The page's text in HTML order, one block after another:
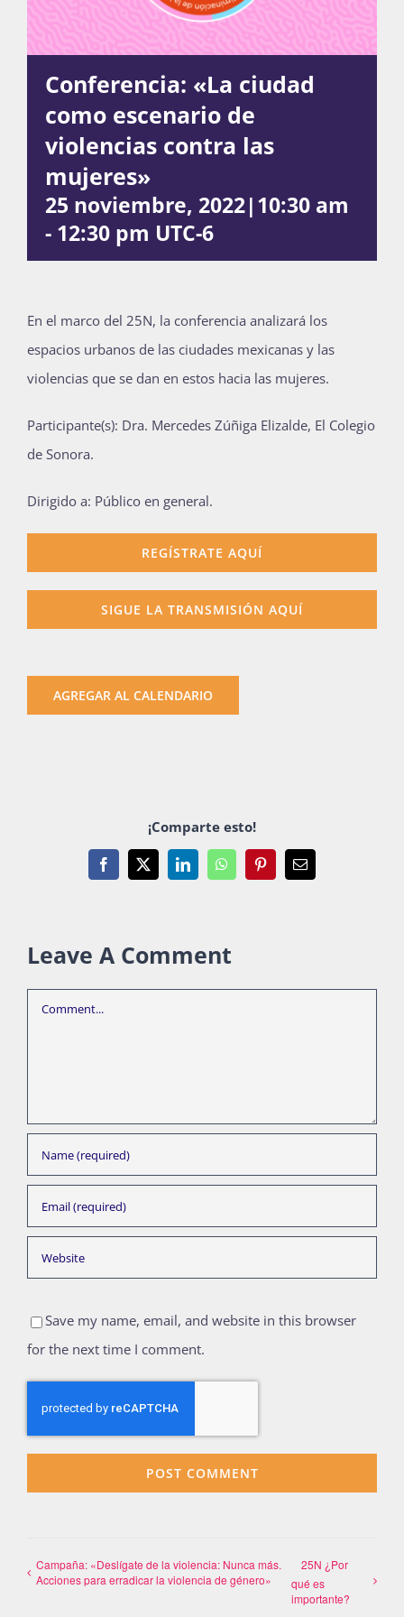
La Boletina
Blog
Súmate
Publicaciones
Bienvenida generación 2027-1
Conferencia: «La ciudad
como escenario de
violencias contra las
mujeres»
25 noviembre, 2022|10:30 am
- 12:30 pm UTC-6
En el marco del 25N, la conferencia analizará los
espacios urbanos de las ciudades mexicanas y las
violencias que se dan en estos hacia las mujeres.
Participante(s): Dra. Mercedes Zúñiga Elizalde, El Colegio
de Sonora.
Dirigido a: Público en general.
REGÍSTRATE AQUÍ
SIGUE LA TRANSMISIÓN AQUÍ
AGREGAR AL CALENDARIO
¡Comparte esto!
Facebook
X LinkedInWhatsAppPinterestEmail
Leave A Comment
Comment
Save my name, email, and website in this browser
for the next time I comment.
Campaña: «Deslígate de la violencia: Nunca más.
Acciones para erradicar la violencia de género»
25N ¿Por
qué es
importante?